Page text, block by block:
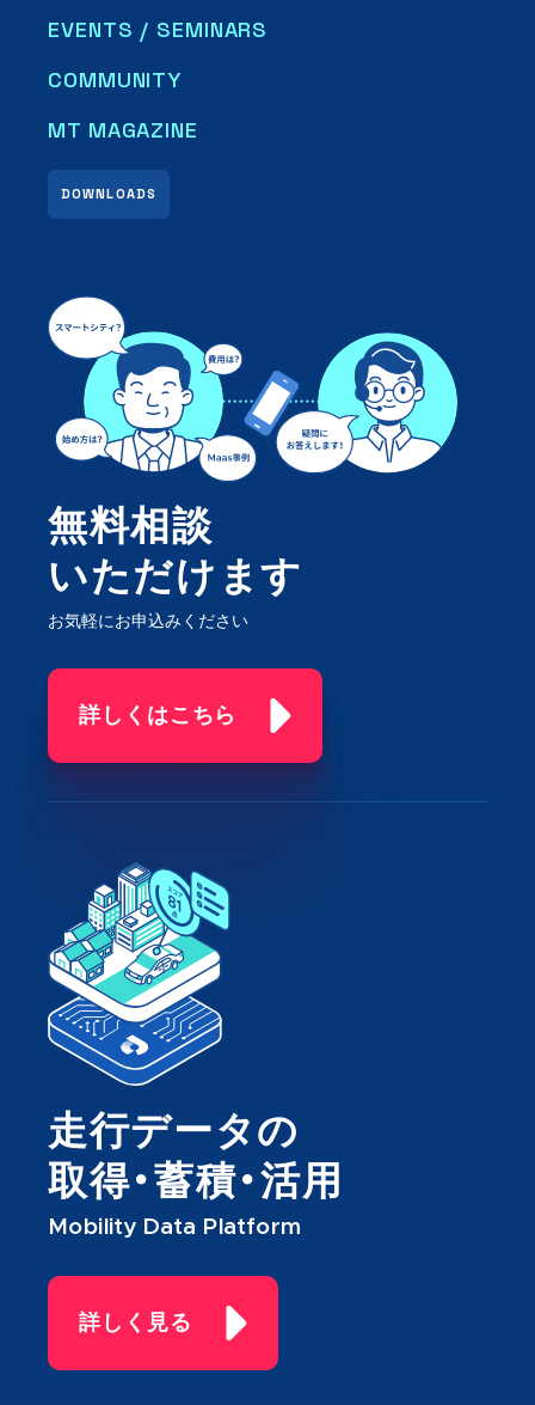
EVENTS / SEMINARS
COMMUNITY
DOWNLOADS
MT MAGAZINE
無料相談
いただけます
お気軽にお申込みください
詳しくはこちら
走行データの
取得・蓄積・活用
Mobility Data Platform
詳しく見る